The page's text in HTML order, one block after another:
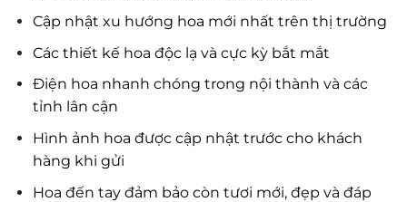
Cập nhật xu hướng hoa mới nhất trên thị trường
Các thiết kế hoa độc lạ và cực kỳ bắt mắt
Điện hoa nhanh chóng trong nội thành và các
tỉnh lân cận
Hình ảnh hoa được cập nhật trước cho khách
hàng khi gửi
Hoa đến tay đảm bảo còn tươi mới, đẹp và đáp